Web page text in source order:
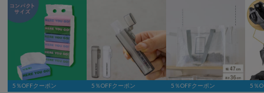
5％OFFクーポン 5％OFFクーポン 5％OFFクーポン 5％